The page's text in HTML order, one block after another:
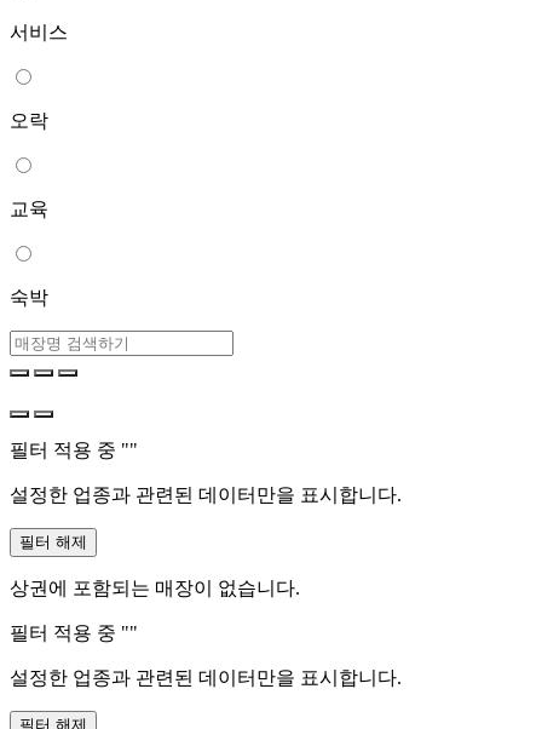
서비스
오락
교육
숙박
필터 적용 중 ""
설정한 업종과 관련된 데이터만을 표시합니다.
필터 해제
상권에 포함되는 매장이 없습니다.
필터 적용 중 ""
설정한 업종과 관련된 데이터만을 표시합니다.
필터 해제